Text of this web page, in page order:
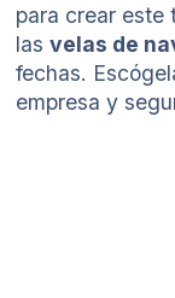
para crear este
lasvelas de
fechas.
empresa y